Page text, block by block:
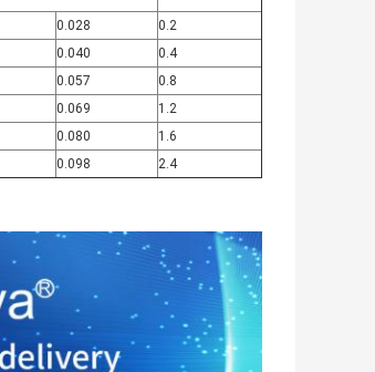
0.2
0.028
0.4
0.040
0.8
0.057
1.2
0.069
1.6
0.080
2.4
0.098